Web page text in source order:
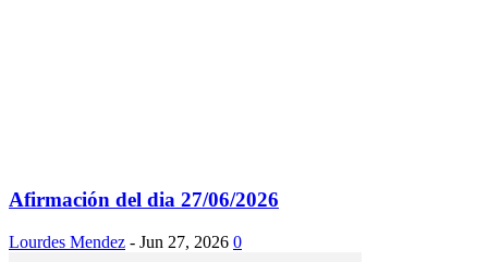
Afirmación del dia 27/06/2026
Lourdes Mendez - Jun 27, 2026 0